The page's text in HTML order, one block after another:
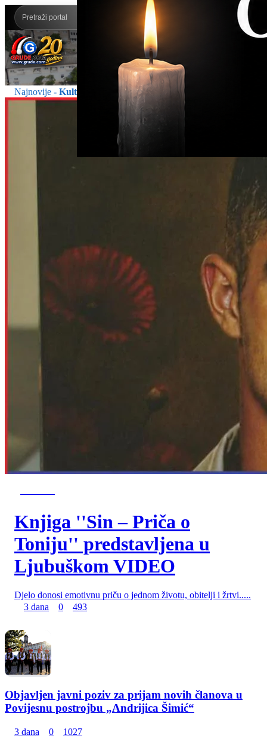
Najnovije - Kultura
Knjiga ''Sin – Priča o
Toniju'' predstavljena u
Ljubuškom VIDEO
Djelo donosi emotivnu priču o jednom životu, obitelji i žrtvi.....
3 dana
0 493
Objavljen javni poziv za prijam novih članova u
Povijesnu postrojbu „Andrijica Šimić“
3 dana 0 1027